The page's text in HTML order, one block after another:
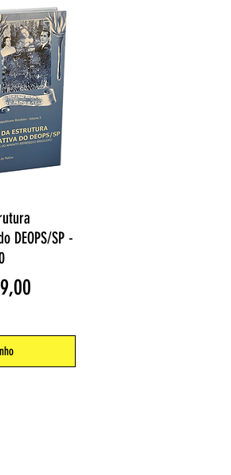
rápida
DEOPS/SP -
promocional